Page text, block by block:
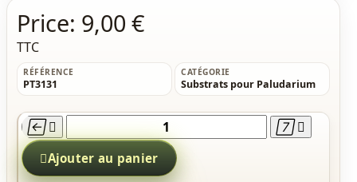
Price: 9,00 €
TTC
RÉFÉRENCE
PT3131
CATÉGORIE
Substrats pour Paludarium
   
Ajouter au panier